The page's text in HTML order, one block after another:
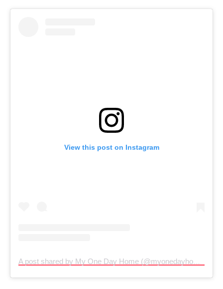
View this post on Instagram
A post shared by My One Day Home (@myonedayhome)